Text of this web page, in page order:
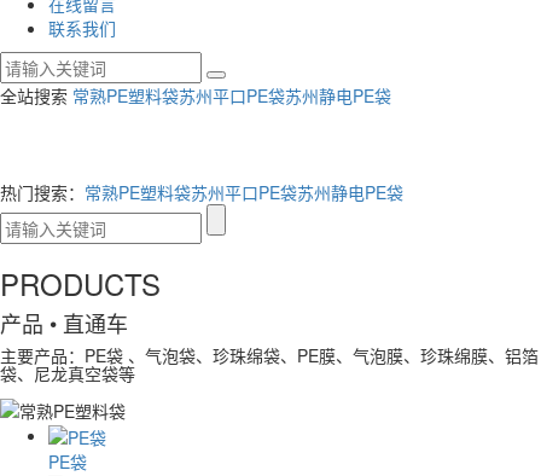
联系我们
全站搜索 常熟PE塑料袋苏州平口PE袋苏州静电PE袋
热门搜索： 常熟PE塑料袋苏州平口PE袋苏州静电PE袋
PRODUCTS
产品 • 直通车
主要产品：PE袋 、气泡袋、珍珠绵袋、PE膜、气泡膜、珍珠绵膜、铝箔
袋、尼龙真空袋等
PE袋